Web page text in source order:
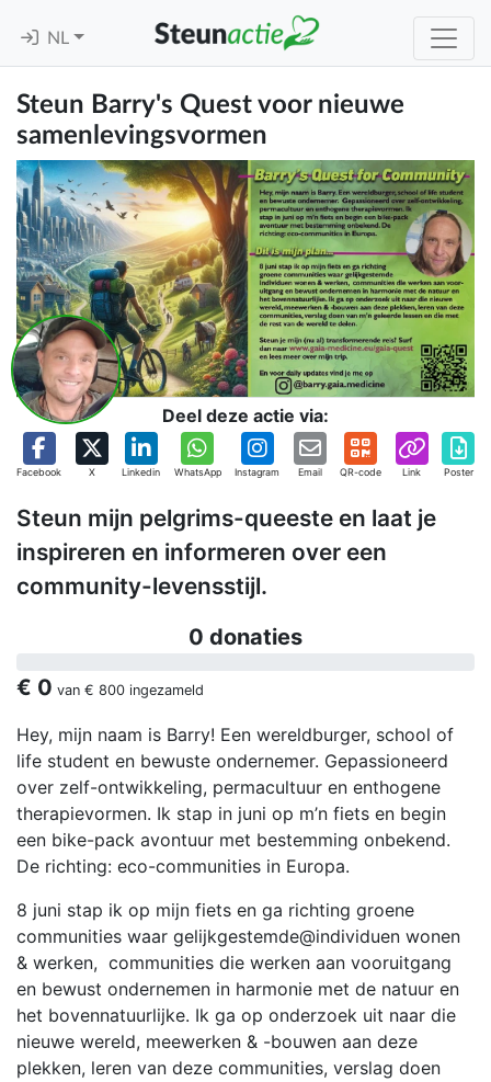
NL
Steun Barry's Quest voor nieuwe
samenlevingsvormen
Deel deze actie via:
Facebook X Linkedin WhatsApp Instagram Email QR-code Link Poster
Steun mijn pelgrims-queeste en laat je
inspireren en informeren over een
community-levensstijl.
0 donaties
€ 0 van € 800 ingezameld
Hey, mijn naam is Barry! Een wereldburger, school of
life student en bewuste ondernemer. Gepassioneerd
over zelf-ontwikkeling, permacultuur en enthogene
therapievormen. Ik stap in juni op m’n fiets en begin
een bike-pack avontuur met bestemming onbekend.
De richting: eco-communities in Europa.
8 juni stap ik op mijn fiets en ga richting groene
communities waar gelijkgestemde@individuen wonen
& werken, communities die werken aan vooruitgang
en bewust ondernemen in harmonie met de natuur en
het bovennatuurlijke. Ik ga op onderzoek uit naar die
nieuwe wereld, meewerken & -bouwen aan deze
plekken, leren van deze communities, verslag doen